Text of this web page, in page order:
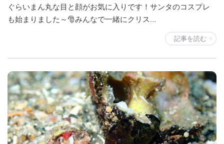
ぐらいまん丸な目と顔がお気に入りです！サンタのコスプレ
も始まりました～🎅みんなで一緒にクリス…
記事を読む